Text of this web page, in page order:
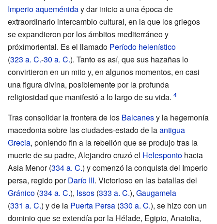
Imperio aqueméniday dar inicio a una época de
extraordinario intercambio cultural, en la que los griegos
se expandieron por los ámbitos mediterráneo y
próximoriental. Es el llamado Período helenístico
(323 a. C.-30 a. C.). Tanto es así, que sus hazañas lo
convirtieron en un mito y, en algunos momentos, en casi
una figura divina, posiblemente por la profunda
religiosidad que manifestó a lo largo de su vida.
Tras consolidar la frontera de los Balcanesy la hegemonía
macedonia sobre las ciudades-estado de laantigua
Grecia, poniendo fin a la rebelión que se produjo tras la
muerte de su padre, Alejandro cruzó el Helesponto hacia
Asia Menor (334a. C.) y comenzó la conquista del Imperio
persa, regido porDarío III. Victorioso en las batallas del
Gránico (334a. C.), Issos (333 a. C.), Gaugamela
(331 a. C.) y de la Puerta Persa (330 a. C.), se hizo con un
dominio que se extendía por la Hélade, Egipto, Anatolia,